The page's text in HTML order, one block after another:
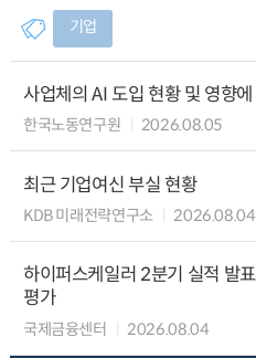
기업
사업체의 AI 도입 현황 및 영향
한국노동연구원 2026.08.05
최근 기업여신 부실 현황
KDB 미래전략연구소 2026.08.04
하이퍼스케일러 2분기 실적 발
평가
국제금융센터 2026.08.04